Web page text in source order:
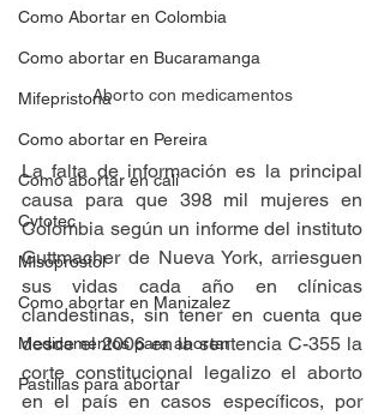
Como Abortar en Colombia
Como abortar en Bucaramanga
Mifepristona
Como abortar en Pereira
Como abortar en cali
Cytotec
Misoprostol
Como abortar en Manizalez
Medicamentos para abortar
Pastillas para abortar
Aborto con medicamentos
La falta de información es la principal
causa para que 398 mil mujeres en
Colombia según un informe del instituto
Guttmacher de Nueva York, arriesguen
sus vidas cada año en clínicas
clandestinas, sin tener en cuenta que
desde el 2006 en la sentencia C-355 la
corte constitucional legalizo el aborto
en el país en casos específicos, por